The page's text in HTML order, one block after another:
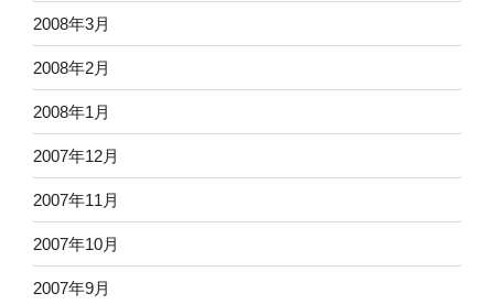
2008年3月
2008年2月
2008年1月
2007年12月
2007年11月
2007年10月
2007年9月